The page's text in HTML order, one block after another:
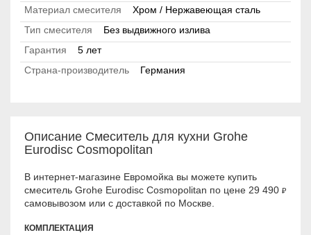
Материал смесителя
Хром / Нержавеющая сталь
Тип смесителя
Без выдвижного излива
Гарантия
5 лет
Страна-производитель
Германия
Описание Смеситель для кухни Grohe
Eurodisc Cosmopolitan
В интернет-магазине Евромойка вы можете купить
смеситель Grohe Eurodisc Cosmopolitan по цене 29 490 ₽
самовывозом или с доставкой по Москве.
КОМПЛЕКТАЦИЯ